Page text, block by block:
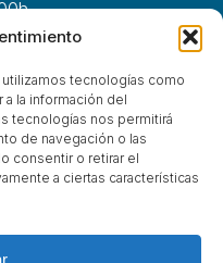
tecnologías como
a la información del
tecnologías nos permitirá
de navegación o las
consentir o retirar el
a ciertas características